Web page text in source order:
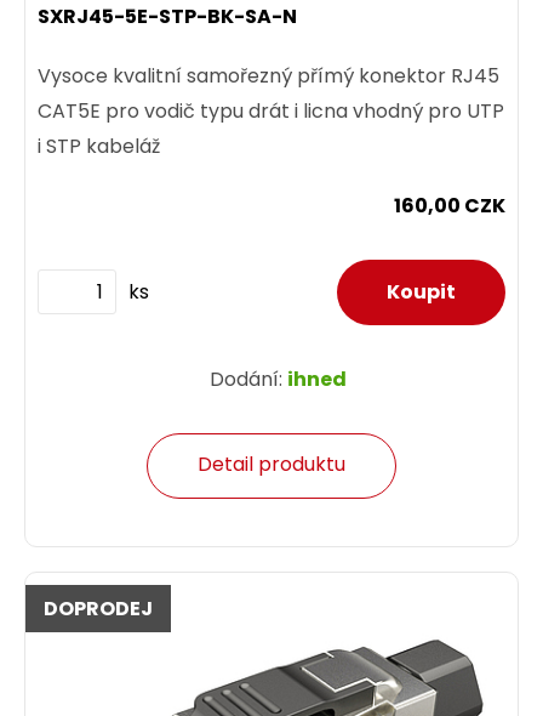
SXRJ45-5E-STP-BK-SA-N
Vysoce kvalitní samořezný přímý konektor RJ45
CAT5E pro vodič typu drát i licna vhodný pro UTP
i STP kabeláž
160,00 CZK
ks
Dodání: ihned
Detail produktu
DOPRODEJ